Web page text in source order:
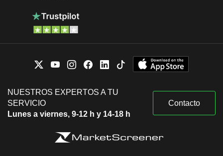
NUESTROS EXPERTOS A TU
SERVICIO
Lunes a viernes, 9-12 h y 14-18 h
Contacto